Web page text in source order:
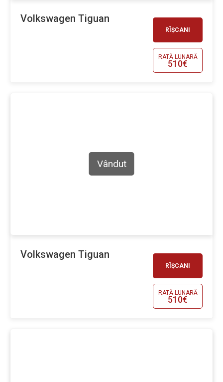
RÎȘCANI
RATĂ LUNARĂ
510€
Volkswagen Tiguan
RÎȘCANI
RATĂ LUNARĂ
510€
Vândut
Volkswagen Tiguan